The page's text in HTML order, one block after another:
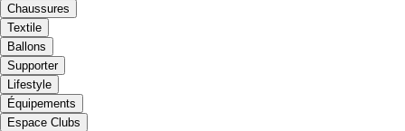
Chaussures
Textile
Ballons
Supporter
Lifestyle
Équipements
Espace Clubs